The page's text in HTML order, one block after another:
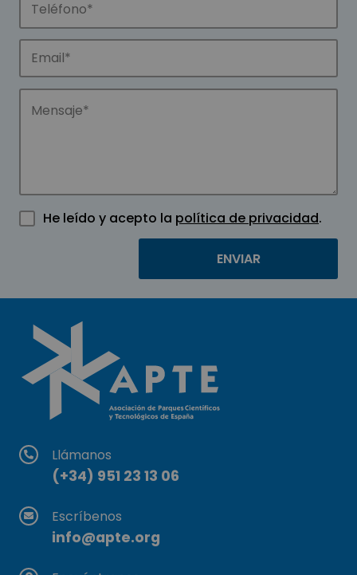
He leído y acepto la política de privacidad.
Llámanos
(+34) 951 23 13 06
Escríbenos
info@apte.org